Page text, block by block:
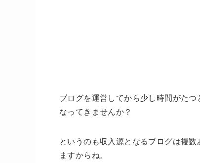
ブログを運営してから少し時間がた
なってきませんか？
というのも収入源となるブログは複
ますからね。